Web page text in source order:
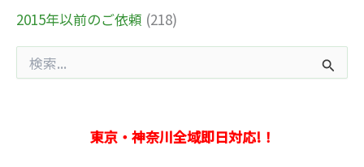
2015年以前のご依頼 (218)
索
東京・神奈川全域即日対応!！